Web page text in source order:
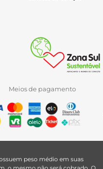
Meios de pagamento
peso médio em suas